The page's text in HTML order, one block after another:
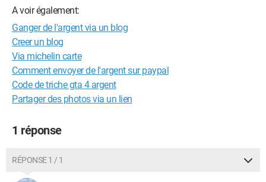
A voir également:
Ganger de l'argent via un blog
Creer un blog
Via michelin carte
Comment envoyer de l'argent sur paypal
Code de triche gta 4 argent
Partager des photos via un lien
1 réponse
RÉPONSE 1 / 1